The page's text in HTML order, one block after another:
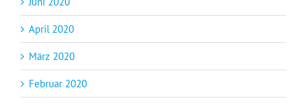
April 2020
März 2020
Februar 2020